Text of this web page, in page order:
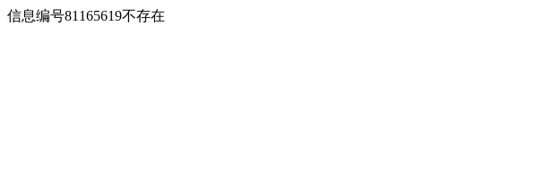
信息编号81165619不存在